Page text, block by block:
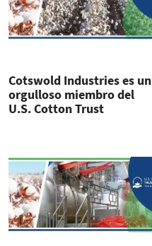
Cotswold Industries es un
orgulloso miembro del
U.S. Cotton Trust